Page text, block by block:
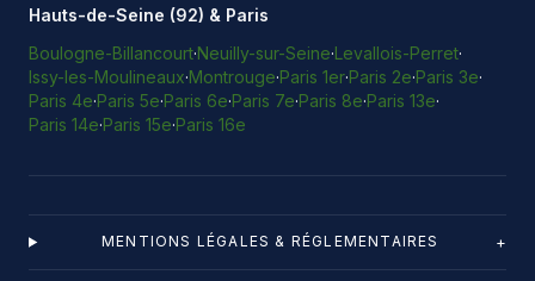
Hauts-de-Seine (92) & Paris
Boulogne-Billancourt·Neuilly-sur-Seine·Levallois-Perret·
Issy-les-Moulineaux·Montrouge·Paris 1er·Paris 2e·Paris 3e·
Paris 4e·Paris 5e·Paris 6e·Paris 7e·Paris 8e·Paris 13e·
Paris 14e·Paris 15e·Paris 16e
MENTIONS LÉGALES & RÉGLEMENTAIRES +